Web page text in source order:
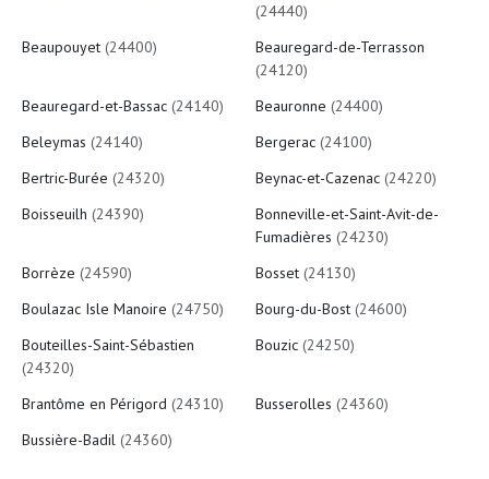
(24440)
Beaupouyet (24400)
Beauregard-de-Terrasson
(24120)
Beauregard-et-Bassac (24140) Beauronne (24400)
Beleymas (24140) Bergerac (24100)
Bertric-Burée (24320) Beynac-et-Cazenac (24220)
Boisseuilh (24390)
Bonneville-et-Saint-Avit-de-
Fumadières (24230)
Borrèze (24590) Bosset (24130)
Boulazac Isle Manoire (24750) Bourg-du-Bost (24600)
Bouteilles-Saint-Sébastien
(24320)
Bouzic (24250)
Brantôme en Périgord (24310) Busserolles (24360)
Bussière-Badil (24360)